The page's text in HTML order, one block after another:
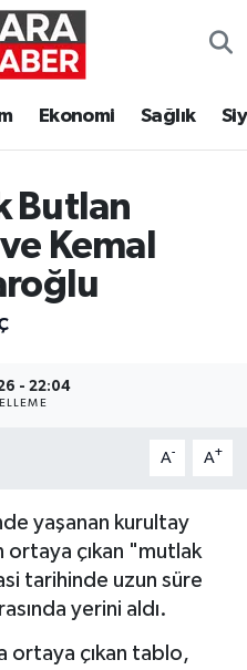
Ekonomi Sağlık
Butlan
Kemal
- 22:04
A- A+
yaşanan kurultay
ortaya çıkan "mutlak
tarihinde uzun süre
yerini aldı.
ortaya çıkan tablo,
ve Fikstür